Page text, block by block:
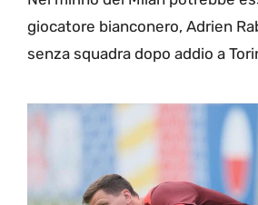
giocatore bianconero, Adrien
senza squadra dopo addio a